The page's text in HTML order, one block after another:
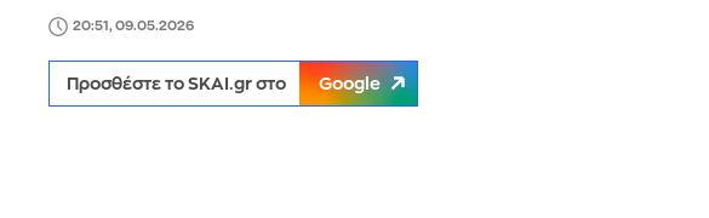
20:51, 09.05.2026
Προσθέστε το SKAI.gr στο Google